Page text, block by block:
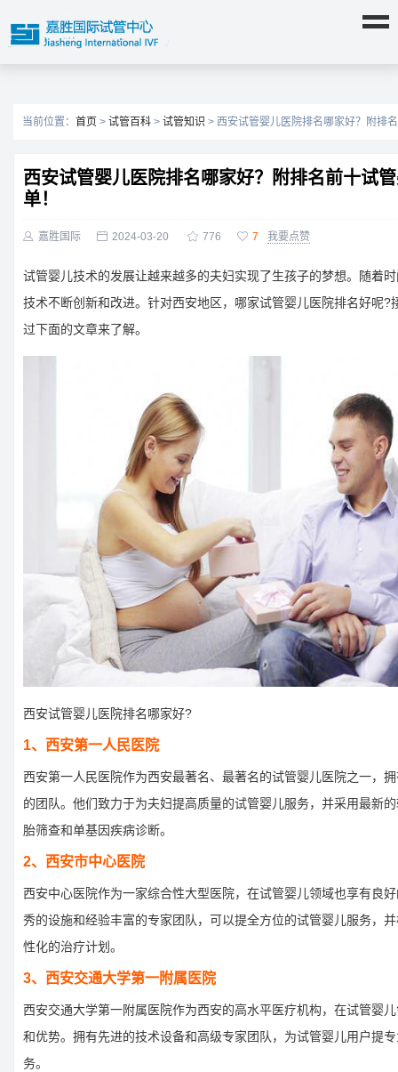
当前位置： 首页 > 试管百科 > 试管知识 > 西安试管婴儿医院排名哪家好？附排
西安试管婴儿医院排名哪家好？附排名前十试
单！
 嘉胜国际  2024-03-20  776  7 我要点赞
试管婴儿技术的发展让越来越多的夫妇实现了生孩子的梦想。随着
技术不断创新和改进。针对西安地区，哪家试管婴儿医院排名好呢?
过下面的文章来了解。
西安试管婴儿医院排名哪家好?
1、西安第一人民医院
西安第一人民医院作为西安最著名、最著名的试管婴儿医院之一，
的团队。他们致力于为夫妇提高质量的试管婴儿服务，并采用最新
胎筛查和单基因疾病诊断。
2、西安市中心医院
西安中心医院作为一家综合性大型医院，在试管婴儿领域也享有良
秀的设施和经验丰富的专家团队，可以提全方位的试管婴儿服务，
性化的治疗计划。
3、西安交通大学第一附属医院
西安交通大学第一附属医院作为西安的高水平医疗机构，在试管婴
和优势。拥有先进的技术设备和高级专家团队，为试管婴儿用户提
务。